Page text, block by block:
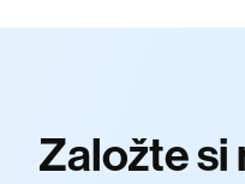
Založte si